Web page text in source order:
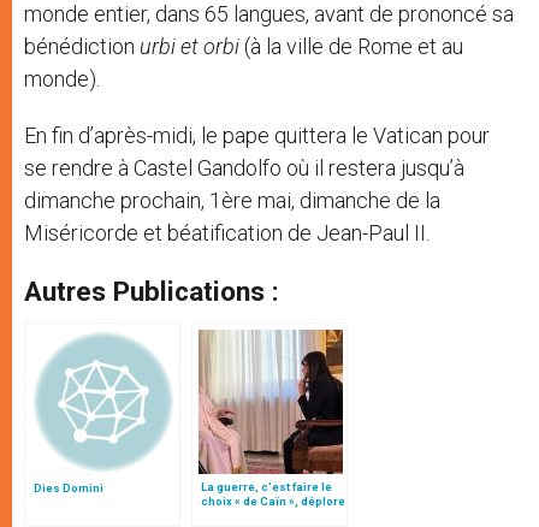
monde entier, dans 65 langues, avant de prononcé sa
bénédiction urbi et orbi (à la ville de Rome et au
monde).
En fin d’après-midi, le pape quittera le Vatican pour
se rendre à Castel Gandolfo où il restera jusqu’à
dimanche prochain, 1ère mai, dimanche de la
Miséricorde et béatification de Jean-Paul II.
Autres Publications :
Dies Domini
La guerre, c’est faire le
choix « de Caïn », déplore